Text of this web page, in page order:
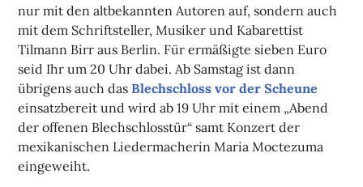
nur mit den altbekannten Autoren auf, sondern auch
mit dem Schriftsteller, Musiker und Kabarettist
Tilmann Birr aus Berlin. Für ermäßigte sieben Euro
seid Ihr um 20 Uhr dabei. Ab Samstag ist dann
übrigens auch dasBlechschloss vor der Scheune
einsatzbereit und wird ab 19 Uhr mit einem „Abend
der offenen Blechschlosstür“ samt Konzert der
mexikanischen Liedermacherin Maria Moctezuma
eingeweiht.